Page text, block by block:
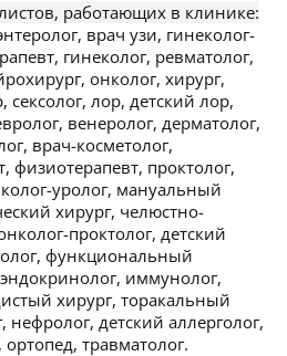
работающих в клинике:
врач узи, гинеколог-
гинеколог, ревматолог,
онколог, хирург,
сексолог, лор, детский лор,
венеролог, дерматолог,
врач-косметолог,
физиотерапевт, проктолог,
уролог, мануальный
хирург, челюстно-
проктолог, детский
функциональный
иммунолог,
хирург, торакальный
нефролог, детский аллерголог,
травматолог.